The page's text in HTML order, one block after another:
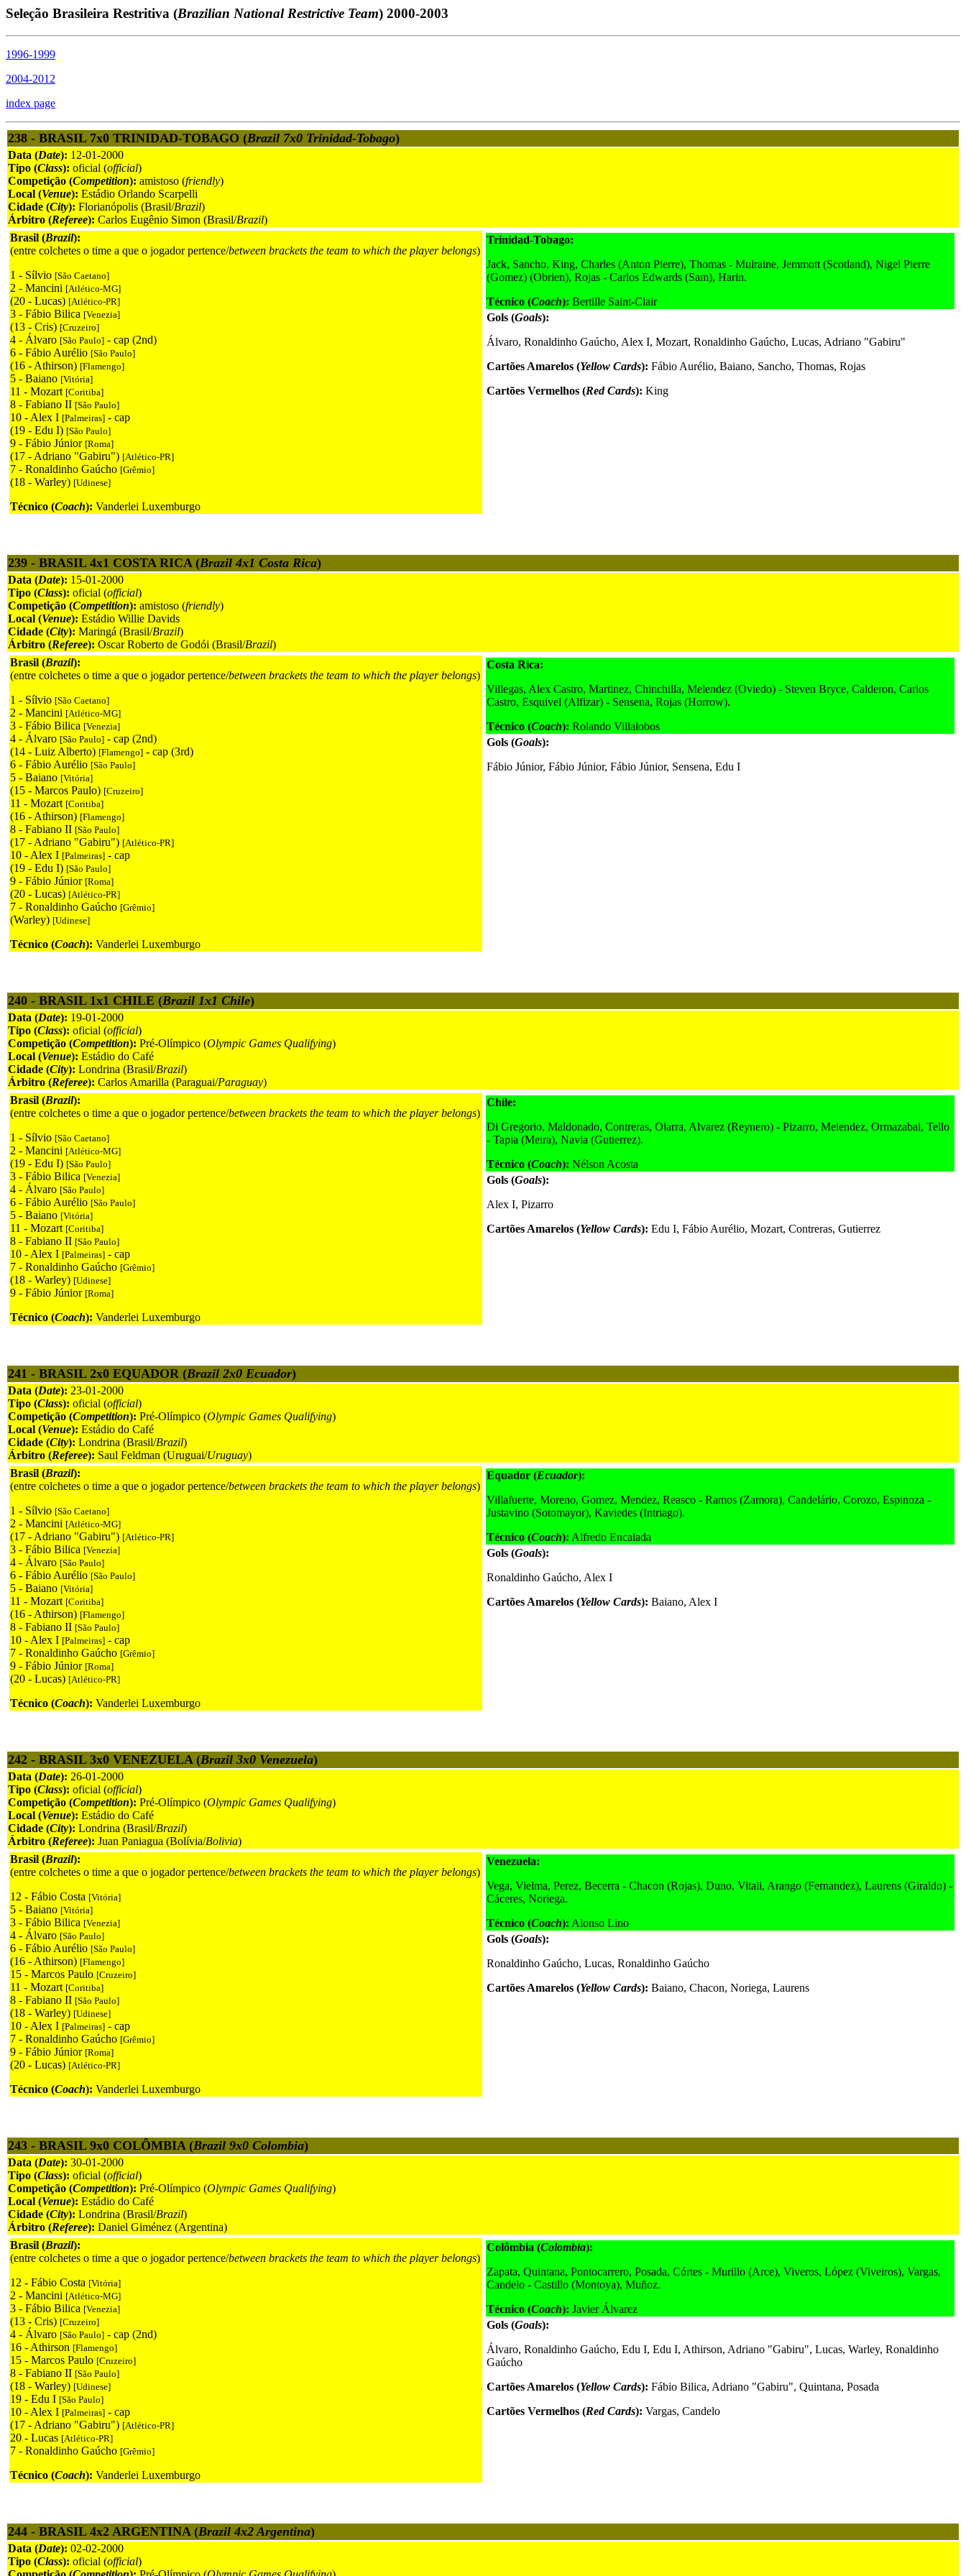
Seleção Brasileira Restritiva (Brazilian National Restrictive Team) 2000-2003
1996-1999
2004-2012
index page
238 - BRASIL 7x0 TRINIDAD-TOBAGO (Brazil 7x0 Trinidad-Tobago)
Data (Date): 12-01-2000
Tipo (Class): oficial (official)
Competição (Competition): amistoso (friendly)
Local (Venue): Estádio Orlando Scarpelli
Cidade (City): Florianópolis (Brasil/Brazil)
Árbitro (Referee): Carlos Eugênio Simon (Brasil/Brazil)
Brasil (Brazil):
(entre colchetes o time a que o jogador pertence/between brackets the team to which the player belongs)
1 - Sílvio [São Caetano]
2 - Mancini [Atlético-MG]
(20 - Lucas) [Atlético-PR]
3 - Fábio Bilica [Venezia]
(13 - Cris) [Cruzeiro]
4 - Álvaro [São Paulo] - cap (2nd)
6 - Fábio Aurélio [São Paulo]
(16 - Athirson) [Flamengo]
5 - Baiano [Vitória]
11 - Mozart [Coritiba]
8 - Fabiano II [São Paulo]
10 - Alex I [Palmeiras] - cap
(19 - Edu I) [São Paulo]
9 - Fábio Júnior [Roma]
(17 - Adriano "Gabiru") [Atlético-PR]
7 - Ronaldinho Gaúcho [Grêmio]
(18 - Warley) [Udinese]
Técnico (Coach): Vanderlei Luxemburgo
Trinidad-Tobago:
Jack, Sancho, King, Charles (Anton Pierre), Thomas - Mulraine, Jemmott (Scotland), Nigel Pierre
(Gomez) (Obrien), Rojas - Carlos Edwards (Sam), Harin.
Técnico (Coach): Bertille Saint-Clair
Gols (Goals):
Álvaro, Ronaldinho Gaúcho, Alex I, Mozart, Ronaldinho Gaúcho, Lucas, Adriano "Gabiru"
Cartões Amarelos (Yellow Cards): Fábio Aurélio, Baiano, Sancho, Thomas, Rojas
Cartões Vermelhos (Red Cards): King
239 - BRASIL 4x1 COSTA RICA (Brazil 4x1 Costa Rica)
Data (Date): 15-01-2000
Tipo (Class): oficial (official)
Competição (Competition): amistoso (friendly)
Local (Venue): Estádio Willie Davids
Cidade (City): Maringá (Brasil/Brazil)
Árbitro (Referee): Oscar Roberto de Godói (Brasil/Brazil)
Brasil (Brazil):
(entre colchetes o time a que o jogador pertence/between brackets the team to which the player belongs)
1 - Sílvio [São Caetano]
2 - Mancini [Atlético-MG]
3 - Fábio Bilica [Venezia]
4 - Álvaro [São Paulo] - cap (2nd)
(14 - Luiz Alberto) [Flamengo] - cap (3rd)
6 - Fábio Aurélio [São Paulo]
5 - Baiano [Vitória]
(15 - Marcos Paulo) [Cruzeiro]
11 - Mozart [Coritiba]
(16 - Athirson) [Flamengo]
8 - Fabiano II [São Paulo]
(17 - Adriano "Gabiru") [Atlético-PR]
10 - Alex I [Palmeiras] - cap
(19 - Edu I) [São Paulo]
9 - Fábio Júnior [Roma]
(20 - Lucas) [Atlético-PR]
7 - Ronaldinho Gaúcho [Grêmio]
(Warley) [Udinese]
Técnico (Coach): Vanderlei Luxemburgo
Costa Rica:
Villegas, Alex Castro, Martinez, Chinchilla, Melendez (Oviedo) - Steven Bryce, Calderon, Carlos
Castro, Esquivel (Alfizar) - Sensena, Rojas (Horrow).
Técnico (Coach): Rolando Villalobos
Gols (Goals):
Fábio Júnior, Fábio Júnior, Fábio Júnior, Sensena, Edu I
240 - BRASIL 1x1 CHILE (Brazil 1x1 Chile)
Data (Date): 19-01-2000
Tipo (Class): oficial (official)
Competição (Competition): Pré-Olímpico (Olympic Games Qualifying)
Local (Venue): Estádio do Café
Cidade (City): Londrina (Brasil/Brazil)
Árbitro (Referee): Carlos Amarilla (Paraguai/Paraguay)
Brasil (Brazil):
(entre colchetes o time a que o jogador pertence/between brackets the team to which the player belongs)
1 - Sílvio [São Caetano]
2 - Mancini [Atlético-MG]
(19 - Edu I) [São Paulo]
3 - Fábio Bilica [Venezia]
4 - Álvaro [São Paulo]
6 - Fábio Aurélio [São Paulo]
5 - Baiano [Vitória]
11 - Mozart [Coritiba]
8 - Fabiano II [São Paulo]
10 - Alex I [Palmeiras] - cap
7 - Ronaldinho Gaúcho [Grêmio]
(18 - Warley) [Udinese]
9 - Fábio Júnior [Roma]
Técnico (Coach): Vanderlei Luxemburgo
Chile:
Di Gregorio, Maldonado, Contreras, Olarra, Alvarez (Reynero) - Pizarro, Melendez, Ormazabal, Tello
- Tapia (Meira), Navia (Gutierrez).
Técnico (Coach): Nélson Acosta
Gols (Goals):
Alex I, Pizarro
Cartões Amarelos (Yellow Cards): Edu I, Fábio Aurélio, Mozart, Contreras, Gutierrez
241 - BRASIL 2x0 EQUADOR (Brazil 2x0 Ecuador)
Data (Date): 23-01-2000
Tipo (Class): oficial (official)
Competição (Competition): Pré-Olímpico (Olympic Games Qualifying)
Local (Venue): Estádio do Café
Cidade (City): Londrina (Brasil/Brazil)
Árbitro (Referee): Saul Feldman (Uruguai/Uruguay)
Brasil (Brazil):
(entre colchetes o time a que o jogador pertence/between brackets the team to which the player belongs)
1 - Sílvio [São Caetano]
2 - Mancini [Atlético-MG]
(17 - Adriano "Gabiru") [Atlético-PR]
3 - Fábio Bilica [Venezia]
4 - Álvaro [São Paulo]
6 - Fábio Aurélio [São Paulo]
5 - Baiano [Vitória]
11 - Mozart [Coritiba]
(16 - Athirson) [Flamengo]
8 - Fabiano II [São Paulo]
10 - Alex I [Palmeiras] - cap
7 - Ronaldinho Gaúcho [Grêmio]
9 - Fábio Júnior [Roma]
(20 - Lucas) [Atlético-PR]
Técnico (Coach): Vanderlei Luxemburgo
Equador (Ecuador):
Villafuerte, Moreno, Gomez, Mendez, Reasco - Ramos (Zamora), Candelário, Corozo, Espinoza -
Justavino (Sotomayor), Kaviedes (Intriago).
Técnico (Coach): Alfredo Encalada
Gols (Goals):
Ronaldinho Gaúcho, Alex I
Cartões Amarelos (Yellow Cards): Baiano, Alex I
242 - BRASIL 3x0 VENEZUELA (Brazil 3x0 Venezuela)
Data (Date): 26-01-2000
Tipo (Class): oficial (official)
Competição (Competition): Pré-Olímpico (Olympic Games Qualifying)
Local (Venue): Estádio do Café
Cidade (City): Londrina (Brasil/Brazil)
Árbitro (Referee): Juan Paniagua (Bolívia/Bolivia)
Brasil (Brazil):
(entre colchetes o time a que o jogador pertence/between brackets the team to which the player belongs)
12 - Fábio Costa [Vitória]
5 - Baiano [Vitória]
3 - Fábio Bilica [Venezia]
4 - Álvaro [São Paulo]
6 - Fábio Aurélio [São Paulo]
(16 - Athirson) [Flamengo]
15 - Marcos Paulo [Cruzeiro]
11 - Mozart [Coritiba]
8 - Fabiano II [São Paulo]
(18 - Warley) [Udinese]
10 - Alex I [Palmeiras] - cap
7 - Ronaldinho Gaúcho [Grêmio]
9 - Fábio Júnior [Roma]
(20 - Lucas) [Atlético-PR]
Técnico (Coach): Vanderlei Luxemburgo
Venezuela:
Vega, Vielma, Perez, Becerra - Chacon (Rojas), Duno, Vitali, Arango (Fernandez), Laurens (Giraldo) -
Cáceres, Noriega.
Técnico (Coach): Alonso Lino
Gols (Goals):
Ronaldinho Gaúcho, Lucas, Ronaldinho Gaúcho
Cartões Amarelos (Yellow Cards): Baiano, Chacon, Noriega, Laurens
243 - BRASIL 9x0 COLÔMBIA (Brazil 9x0 Colombia)
Data (Date): 30-01-2000
Tipo (Class): oficial (official)
Competição (Competition): Pré-Olímpico (Olympic Games Qualifying)
Local (Venue): Estádio do Café
Cidade (City): Londrina (Brasil/Brazil)
Árbitro (Referee): Daniel Giménez (Argentina)
Brasil (Brazil):
(entre colchetes o time a que o jogador pertence/between brackets the team to which the player belongs)
12 - Fábio Costa [Vitória]
2 - Mancini [Atlético-MG]
3 - Fábio Bilica [Venezia]
(13 - Cris) [Cruzeiro]
4 - Álvaro [São Paulo] - cap (2nd)
16 - Athirson [Flamengo]
15 - Marcos Paulo [Cruzeiro]
8 - Fabiano II [São Paulo]
(18 - Warley) [Udinese]
19 - Edu I [São Paulo]
10 - Alex I [Palmeiras] - cap
(17 - Adriano "Gabiru") [Atlético-PR]
20 - Lucas [Atlético-PR]
7 - Ronaldinho Gaúcho [Grêmio]
Técnico (Coach): Vanderlei Luxemburgo
Colômbia (Colombia):
Zapata, Quintana, Pontocarrero, Posada, Córtes - Murillo (Arce), Viveros, López (Viveiros), Vargas,
Candelo - Castillo (Montoya), Muñoz.
Técnico (Coach): Javier Álvarez
Gols (Goals):
Álvaro, Ronaldinho Gaúcho, Edu I, Edu I, Athirson, Adriano "Gabiru", Lucas, Warley, Ronaldinho
Gaúcho
Cartões Amarelos (Yellow Cards): Fábio Bilica, Adriano "Gabiru", Quintana, Posada
Cartões Vermelhos (Red Cards): Vargas, Candelo
244 - BRASIL 4x2 ARGENTINA (Brazil 4x2 Argentina)
Data (Date): 02-02-2000
Tipo (Class): oficial (official)